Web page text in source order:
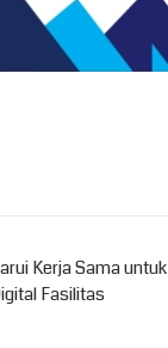
Kerja Sama untuk
Fasilitas